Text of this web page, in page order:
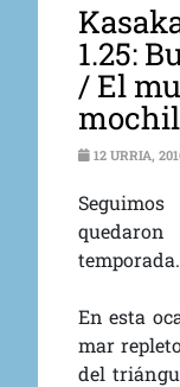
1.25:
/ El
12 URRIA,
En esta
mar
del